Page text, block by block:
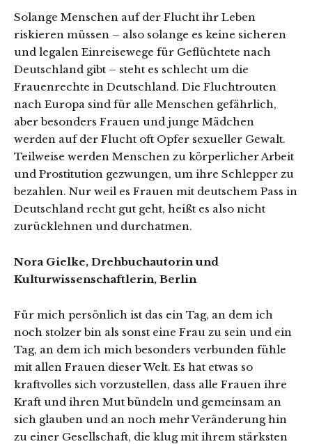
Solange Menschen auf der Flucht ihr Leben
riskieren müssen – also solange es keine sicheren
und legalen Einreisewege für Geflüchtete nach
Deutschland gibt – steht es schlecht um die
Frauenrechte in Deutschland. Die Fluchtrouten
nach Europa sind für alle Menschen gefährlich,
aber besonders Frauen und junge Mädchen
werden auf der Flucht oft Opfer sexueller Gewalt.
Teilweise werden Menschen zu körperlicher Arbeit
und Prostitution gezwungen, um ihre Schlepper zu
bezahlen. Nur weil es Frauen mit deutschem Pass in
Deutschland recht gut geht, heißt es also nicht
zurücklehnen und durchatmen.
Nora Gielke, Drehbuchautorin und
Kulturwissenschaftlerin, Berlin
Für mich persönlich ist das ein Tag, an dem ich
noch stolzer bin als sonst eine Frau zu sein und ein
Tag, an dem ich mich besonders verbunden fühle
mit allen Frauen dieser Welt. Es hat etwas so
kraftvolles sich vorzustellen, dass alle Frauen ihre
Kraft und ihren Mut bündeln und gemeinsam an
sich glauben und an noch mehr Veränderung hin
zu einer Gesellschaft, die klug mit ihrem stärksten